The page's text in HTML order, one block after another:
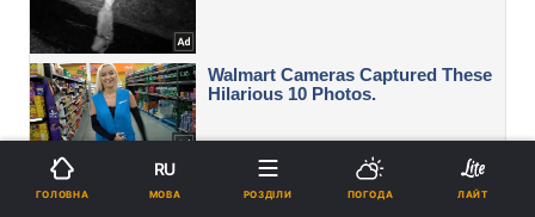
ГОЛОВНА
RU
МОВА РОЗДІЛИ ПОГОДА ЛАЙТ